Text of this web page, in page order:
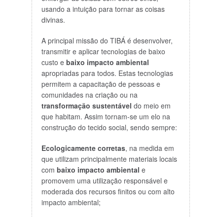
usando a intuição para tornar as coisas
divinas.
A principal missão do TIBÁ é desenvolver,
transmitir e aplicar tecnologias de baixo
custo e baixo impacto ambiental
apropriadas para todos. Estas tecnologias
permitem a capacitação de pessoas e
comunidades na criação ou na
transformação sustentável do meio em
que habitam. Assim tornam-se um elo na
construção do tecido social, sendo sempre:
Ecologicamente corretas, na medida em
que utilizam principalmente materiais locais
com baixo impacto ambiental e
promovem uma utilização responsável e
moderada dos recursos finitos ou com alto
impacto ambiental;